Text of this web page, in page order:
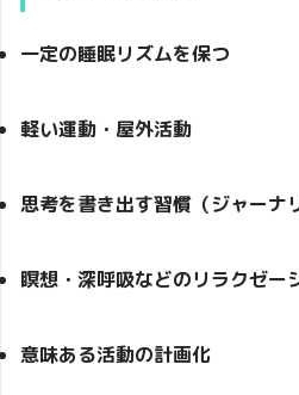
一定の睡眠リズムを保つ
軽い運動・屋外活動
思考を書き出す習慣（ジャーナ
瞑想・深呼吸などのリラクゼー
意味ある活動の計画化